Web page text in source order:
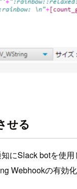
せる
にSlack botを使
Webhookの有効